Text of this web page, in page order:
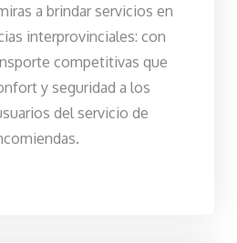
a brindar servicios en
interprovinciales: con
competitivas que
y seguridad a los
del servicio de